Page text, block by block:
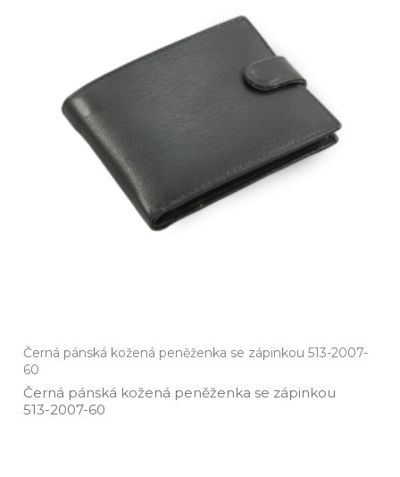
Černá pánská kožená peněženka se zápinkou 513-2007-
60
Černá pánská kožená peněženka se zápinkou
513­-2007­-60